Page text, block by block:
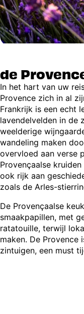
de
In het hart van uw
Provence zich in al
Frankrijk is een echt
lavendelvelden in de
weelderige
wandeling maken
overvloed aan verse
Provençaalse
ook rijk aan
zoals de Arles-
De Provençaalse
smaakpapillen, met
ratatouille, terwijl
maken. De Provence
zintuigen, een must